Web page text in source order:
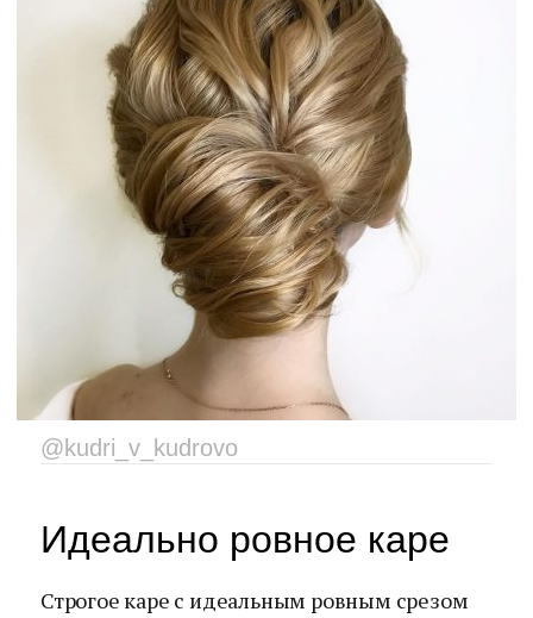
@kudri_v_kudrovo
Идеально ровное каре
Строгое каре с идеальным ровным срезом